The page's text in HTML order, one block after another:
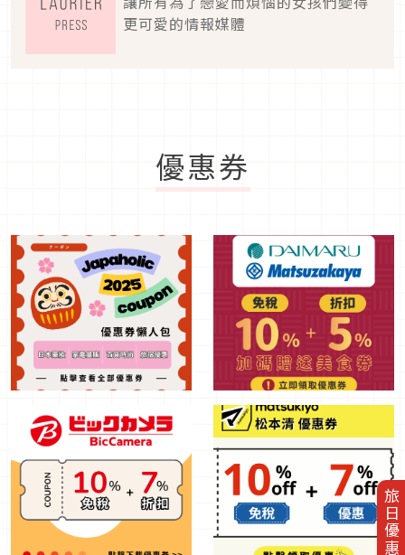
旅日優惠券
更可愛的情報媒體
優惠券